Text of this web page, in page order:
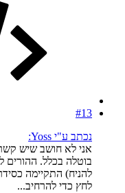
#13
נכתב ע"י Yoss:
אני לא חושב שיש
בוטלה בכלל. ההורים
להניח) התקיימה
לחץ כדי להרחיב...